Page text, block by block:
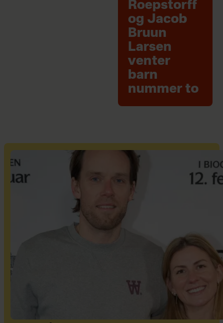
Roepstorff
og Jacob
Bruun
Larsen
venter
barn
nummer to